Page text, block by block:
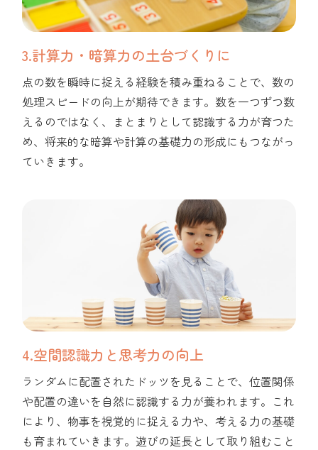
3.計算力・暗算力の土台づくりに
点の数を瞬時に捉える経験を積み重ねることで、数の
処理スピードの向上が期待できます。数を一つずつ数
えるのではなく、まとまりとして認識する力が育つた
め、将来的な暗算や計算の基礎力の形成にもつながっ
ていきます。
4.空間認識力と思考力の向上
ランダムに配置されたドッツを見ることで、位置関係
や配置の違いを自然に認識する力が養われます。これ
により、物事を視覚的に捉える力や、考える力の基礎
も育まれていきます。遊びの延長として取り組むこと